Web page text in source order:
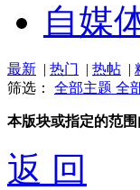
自媒
最新 | 热门 | 热帖 |
筛选： 全部主题 全
本版块或指定的范
返 回